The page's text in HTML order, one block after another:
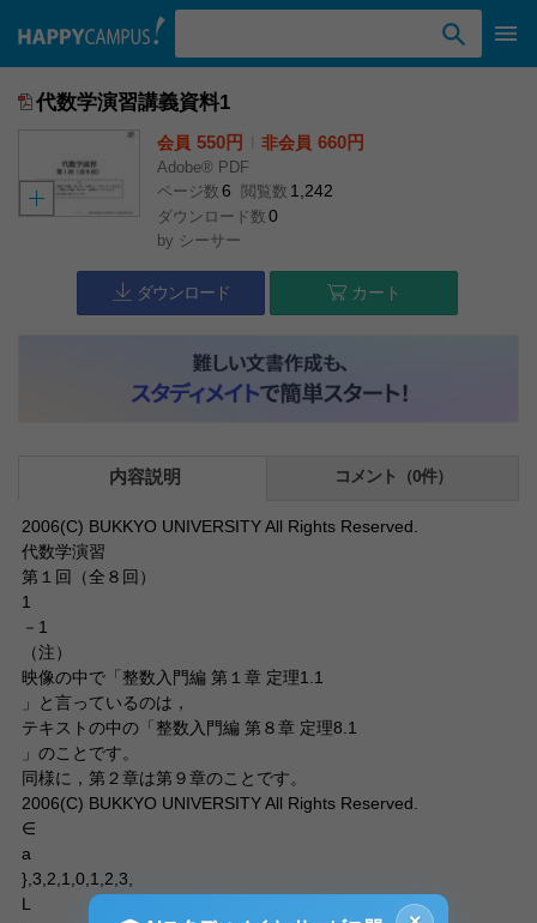
代数学演習講義資料1
会員 550円 非会員 660円
Adobe® PDF
ページ数 6 閲覧数 1,242
ダウンロード数 0
by シーサー
ダウンロード カート
内容説明 コメント（0件）
2006(C) BUKKYO UNIVERSITY All Rights Reserved.
代数学演習
第１回（全８回）
1
－1
（注）
映像の中で「整数入門編 第１章 定理1.1
」と言っているのは，
テキストの中の「整数入門編 第８章 定理8.1
」のことです。
同様に，第２章は第９章のことです。
2006(C) BUKKYO UNIVERSITY All Rights Reserved.
∈
a
},3,2,1,0,1,2,3,
L